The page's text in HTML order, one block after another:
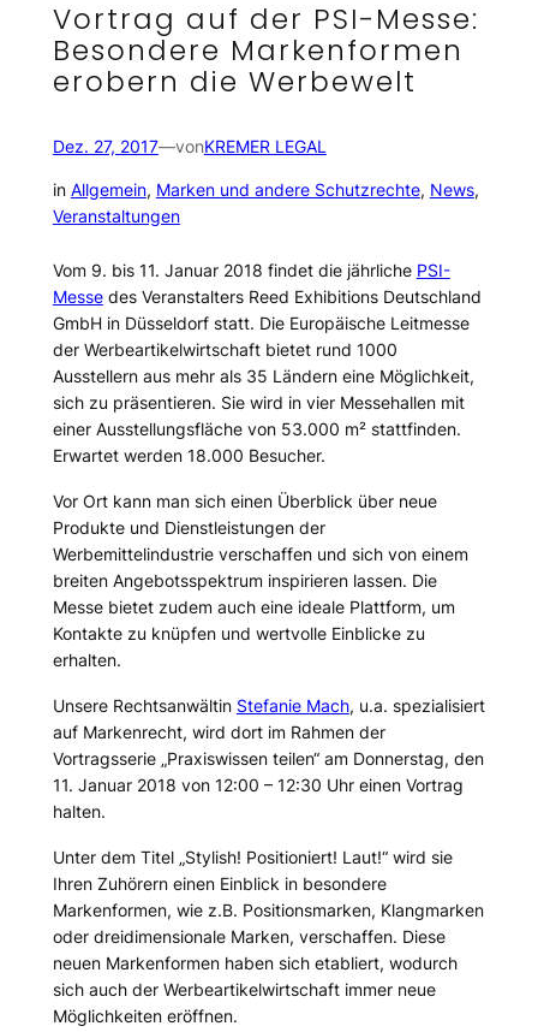
Vortrag auf der PSI-Messe:
Besondere Markenformen
erobern die Werbewelt
Dez. 27, 2017—vonKREMER LEGAL
in Allgemein, Marken und andere Schutzrechte, News
Veranstaltungen
Vom 9. bis 11. Januar 2018 findet die jährliche PSI-
Messedes Veranstalters Reed Exhibitions Deutschland
GmbH in Düsseldorf statt. Die Europäische Leitmesse
der Werbeartikelwirtschaft bietet rund 1000
Ausstellern aus mehr als 35 Ländern eine Möglichkeit,
sich zu präsentieren. Sie wird in vier Messehallen mit
einer Ausstellungsfläche von 53.000 m² stattfinden.
Erwartet werden 18.000 Besucher.
Vor Ort kann man sich einen Überblick über neue
Produkte und Dienstleistungen der
Werbemittelindustrie verschaffen und sich von einem
breiten Angebotsspektrum inspirieren lassen. Die
Messe bietet zudem auch eine ideale Plattform, um
Kontakte zu knüpfen und wertvolle Einblicke zu
erhalten.
Unsere Rechtsanwältin Stefanie Mach, u.a. spezialisiert
auf Markenrecht, wird dort im Rahmen der
Vortragsserie „Praxiswissen teilen“ am Donnerstag, den
11. Januar 2018 von 12:00 – 12:30 Uhr einen Vortrag
halten.
Unter dem Titel „Stylish! Positioniert! Laut!“ wird sie
Ihren Zuhörern einen Einblick in besondere
Markenformen, wie z.B. Positionsmarken, Klangmarken
oder dreidimensionale Marken, verschaffen. Diese
neuen Markenformen haben sich etabliert, wodurch
sich auch der Werbeartikelwirtschaft immer neue
Möglichkeiten eröffnen.